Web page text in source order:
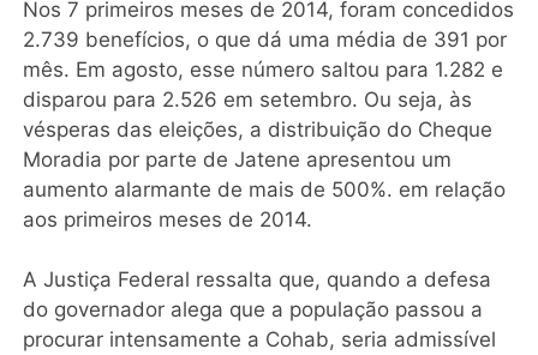
Nos 7 primeiros meses de 2014, foram concedidos
2.739 benefícios, o que dá uma média de 391 por
mês. Em agosto, esse número saltou para 1.282 e
disparou para 2.526 em setembro. Ou seja, às
vésperas das eleições, a distribuição do Cheque
Moradia por parte de Jatene apresentou um
aumento alarmante de mais de 500%. em relação
aos primeiros meses de 2014.
A Justiça Federal ressalta que, quando a defesa
do governador alega que a população passou a
procurar intensamente a Cohab, seria admissível